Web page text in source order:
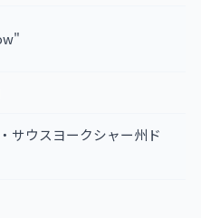
サウスヨークシャー州ド